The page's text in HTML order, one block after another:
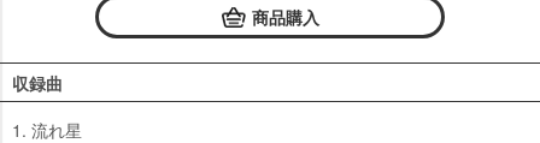
商品購入
収録曲
1. 流れ星